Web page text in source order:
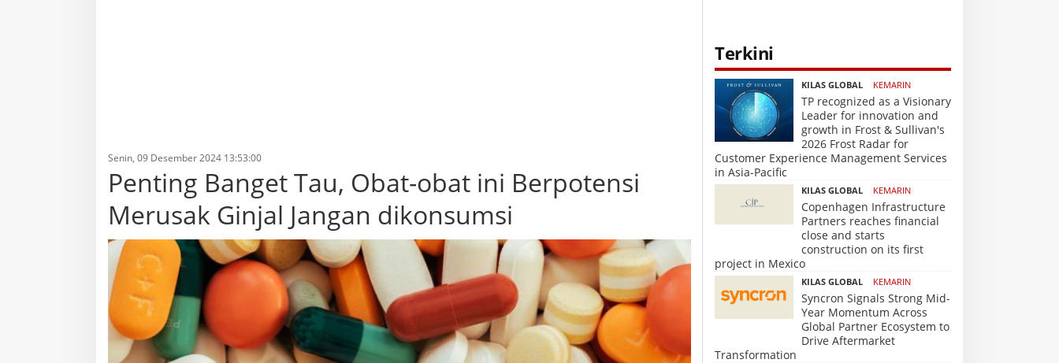
Senin, 09 Desember 2024 13:53:00
Penting Banget Tau, Obat-obat ini Berpotensi
Merusak Ginjal Jangan dikonsumsi
Terkini
KILAS GLOBAL KEMARIN
TP recognized as a Visionary
Leader for innovation and
growth in Frost & Sullivan's
2026 Frost Radar for
Customer Experience Management Services
in Asia-Pacific
KILAS GLOBAL KEMARIN
Copenhagen Infrastructure
Partners reaches financial
close and starts
construction on its first
project in Mexico
KILAS GLOBAL KEMARIN
Syncron Signals Strong Mid-
Year Momentum Across
Global Partner Ecosystem to
Drive Aftermarket
Transformation